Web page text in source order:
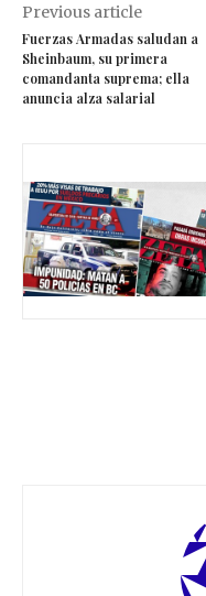
Previous article
Fuerzas Armadas saludan a
Sheinbaum, su primera
comandanta suprema; ella
anuncia alza salarial